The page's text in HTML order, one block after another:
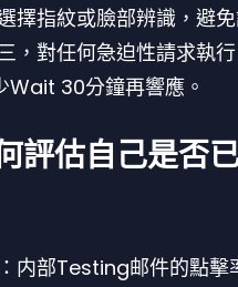
擇指紋或臉部辨識，避
，對任何急迫性請求執
30分鐘再響應。
評估自己是否
内部Testing邮件的點擊